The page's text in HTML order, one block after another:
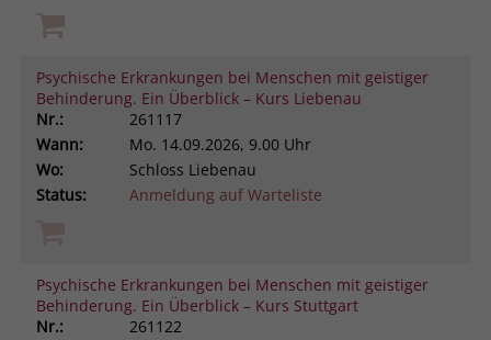
Psychische Erkrankungen bei Menschen mit geistiger
Behinderung. Ein Überblick – Kurs Liebenau
Nr.:
261117
Wann:
Mo. 14.09.2026, 9.00 Uhr
Wo:
Schloss Liebenau
Status:
Anmeldung auf Warteliste
Psychische Erkrankungen bei Menschen mit geistiger
Behinderung. Ein Überblick – Kurs Stuttgart
Nr.:
261122